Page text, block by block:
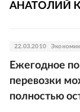
АНАТОЛИЙ
22.03.2010
Ежегодное
перевозки
полностью